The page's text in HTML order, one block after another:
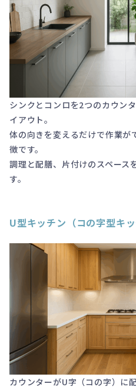
シンクとコンロを2つのカウン
イアウト。
体の向きを変えるだけで作業が
徴です。
調理と配膳、片付けのスペース
す。
U型キッチン（コの字型キッ
カウンターがU字（コの字）に